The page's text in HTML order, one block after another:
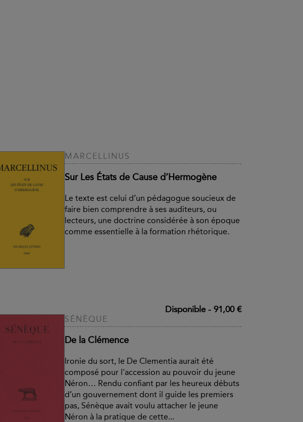
MARCELLINUS
Sur Les États de Cause d’Hermogène
Le texte est celui d’un pédagogue soucieux de
faire bien comprendre à ses auditeurs, ou
lecteurs, une doctrine considérée à son époque
comme essentielle à la formation rhétorique.
Disponible- 91,00 €
SÉNÈQUE
De la Clémence
Ironie du sort, le De Clementia aurait été
composé pour l'accession au pouvoir du jeune
Néron… Rendu confiant par les heureux débuts
d’un gouvernement dont il guide les premiers
pas, Sénèque avait voulu attacher le jeune
Néron à la pratique de cette...